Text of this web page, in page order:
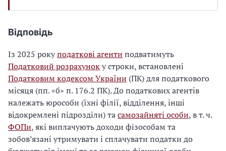
Відповідь
Із 2025 рокуподаткові агенти подватимуть
Податковий розрахуноку строки, встановлені
Податковим кодексом України (ПК) для податкового
місяця (пп. «б» п. 176.2 ПК). До податкових агентів
належать юрособи (їхні філії, відділення, інші
відокремлені підрозділи) тасамозайняті особи, в т. ч.
ФОПи, які виплачують доходи фізособам та
зобов’язані утримувати і сплачувати податки до